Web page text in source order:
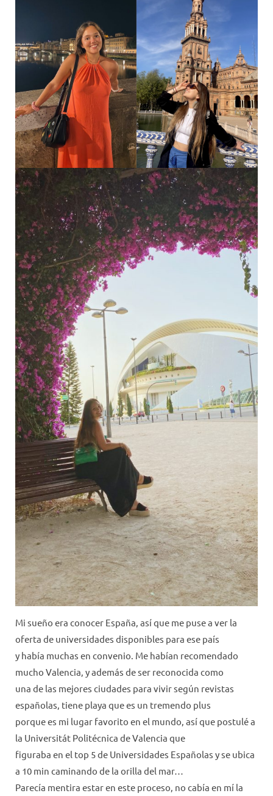
Mi sueño era conocer España, así que me puse a ver la
oferta de universidades disponibles para ese país
y había muchas en convenio. Me habían recomendado
mucho Valencia, y además de ser reconocida como
una de las mejores ciudades para vivir según revistas
españolas, tiene playa que es un tremendo plus
porque es mi lugar favorito en el mundo, así que postulé a
la Universitát Politécnica de Valencia que
figuraba en el top 5 de Universidades Españolas y se ubica
a 10 min caminando de la orilla del mar…
Parecía mentira estar en este proceso, no cabía en mí la